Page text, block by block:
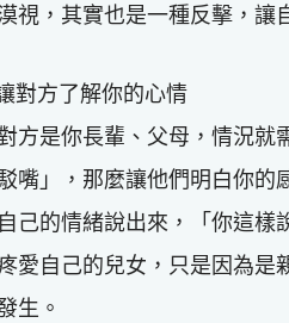
視，其實也是一種反擊，讓
對方了解你的心情
方是你長輩、父母，情況就
嘴」，那麼讓他們明白你
己的情緒說出來，「你這樣
愛自己的兒女，只是因為
生。